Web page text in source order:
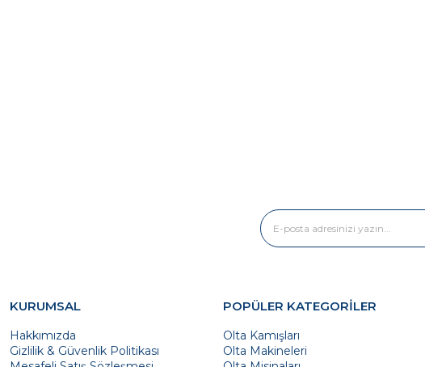
KURUMSAL
Hakkımızda
Gizlilik & Güvenlik Politikası
POPÜLER KATEGORİLER
Olta Kamışları
Olta Makineleri